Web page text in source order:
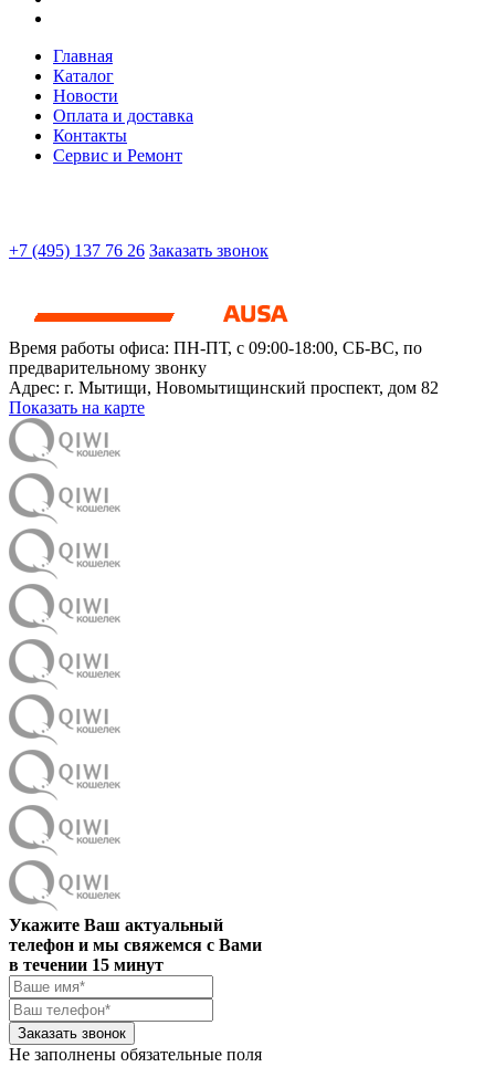
Главная
Каталог
Новости
Оплата и доставка
Контакты
Сервис и Ремонт
+7 (495) 137 76 26 Заказать звонок
Время работы офиса: ПН-ПТ, с 09:00-18:00, СБ-ВС, по
предварительному звонку
Адрес: г. Мытищи, Новомытищинский проспект, дом 82
Показать на карте
Укажите Ваш актуальный
телефон и мы свяжемся с Вами
в течении 15 минут
Заказать звонок
Не заполнены обязательные поля